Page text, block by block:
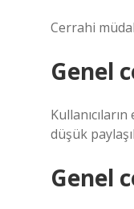
Cerrahi
Genel
düşük
Genel